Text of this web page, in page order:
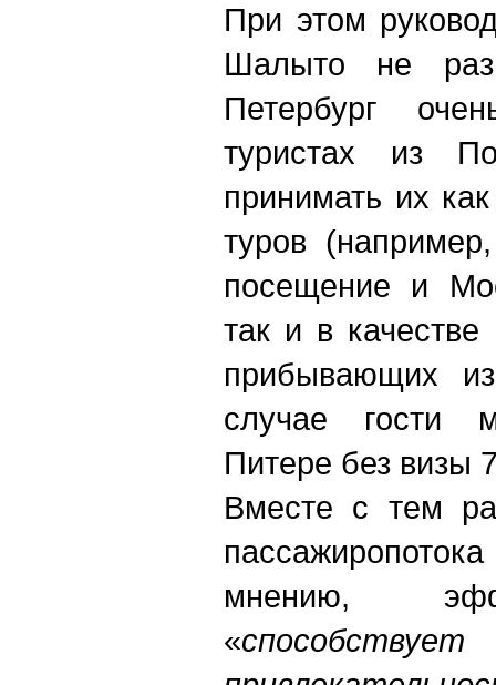
При этом
Шалыто не раз
Петербург
туристах из
принимать их
туров
посещение и
так и в
прибывающих
случае гости
Питере без визы
Вместе с тем
мнению,
«